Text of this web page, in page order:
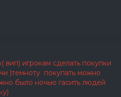
вип) игрокам сделать покупки
)темноту покупать можно
было ночью гасить людей